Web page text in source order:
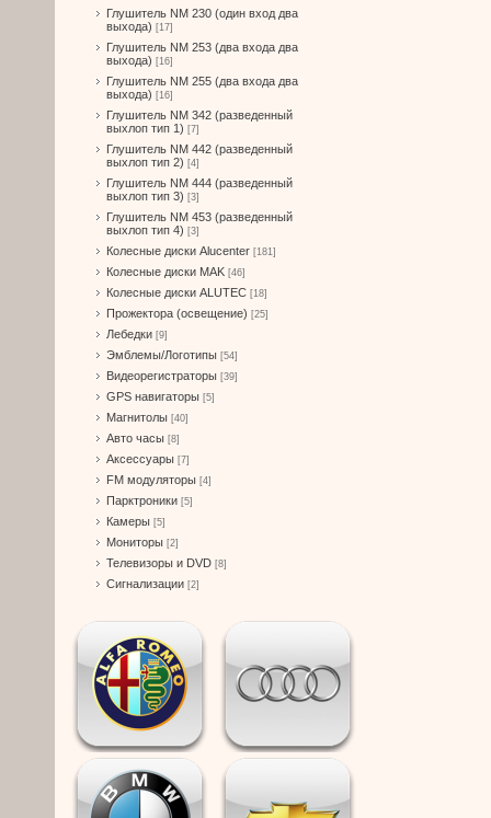
Глушитель NM 230 (один вход два
выхода) [17]
Глушитель NM 253 (два входа два
выхода) [16]
Глушитель NM 255 (два входа два
выхода) [16]
Глушитель NM 342 (разведенный
выхлоп тип 1) [7]
Глушитель NM 442 (разведенный
выхлоп тип 2) [4]
Глушитель NM 444 (разведенный
выхлоп тип 3) [3]
Глушитель NM 453 (разведенный
выхлоп тип 4) [3]
Колесные диски Alucenter [181]
Колесные диски MAK [46]
Колесные диски ALUTEC [18]
Прожектора (освещение) [25]
Лебедки [9]
Эмблемы/Логотипы [54]
Видеорегистраторы [39]
GPS навигаторы [5]
Магнитолы [40]
Авто часы [8]
Аксессуары [7]
FM модуляторы [4]
Парктроники [5]
Камеры [5]
Мониторы [2]
Телевизоры и DVD [8]
Сигнализации [2]